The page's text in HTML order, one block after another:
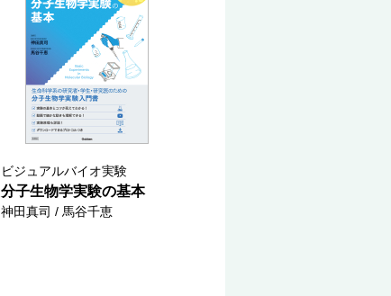
ビジュアルバイオ実験
分子生物学実験の基本
神田真司 / 馬谷千恵